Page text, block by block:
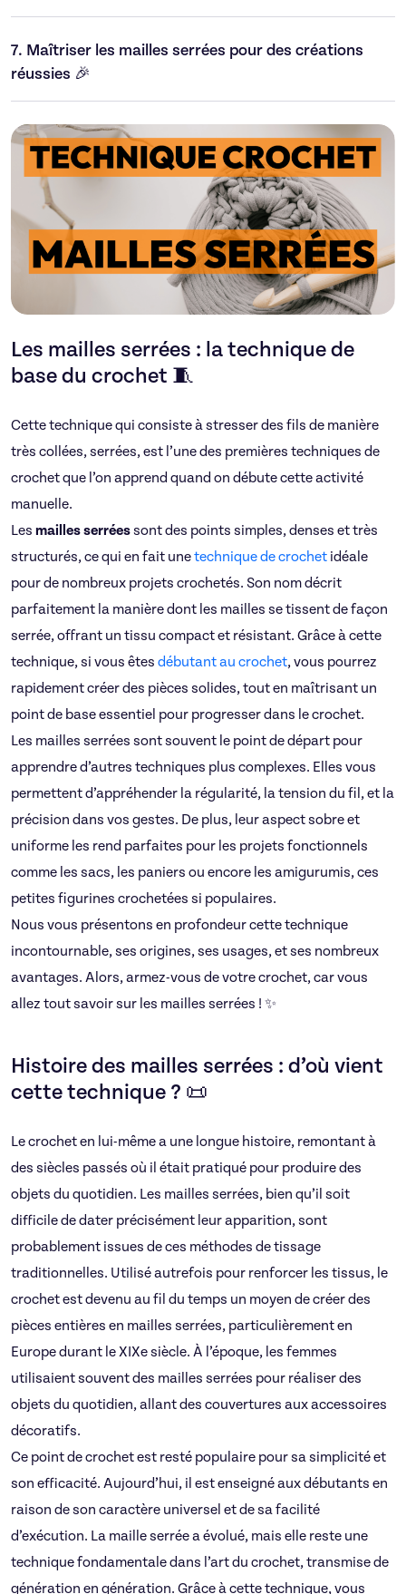
7. Maîtriser les mailles serrées pour des créations
réussies 🎉
Les mailles serrées : la technique de
base du crochet 🧵
Cette technique qui consiste à stresser des fils de manière
très collées, serrées, est l’une des premières techniques de
crochet que l’on apprend quand on débute cette activité
manuelle.
Les mailles serréessont des points simples, denses et très
structurés, ce qui en fait unetechnique de crochet idéale
pour de nombreux projets crochetés. Son nom décrit
parfaitement la manière dont les mailles se tissent de façon
serrée, offrant un tissu compact et résistant. Grâce à cette
technique, si vous êtes débutant au crochet, vous pourrez
rapidement créer des pièces solides, tout en maîtrisant un
point de base essentiel pour progresser dans le crochet.
Les mailles serrées sont souvent le point de départ pour
apprendre d’autres techniques plus complexes. Elles vous
permettent d’appréhender la régularité, la tension du fil, et la
précision dans vos gestes. De plus, leur aspect sobre et
uniforme les rend parfaites pour les projets fonctionnels
comme les sacs, les paniers ou encore les amigurumis, ces
petites figurines crochetées si populaires.
Nous vous présentons en profondeur cette technique
incontournable, ses origines, ses usages, et ses nombreux
avantages. Alors, armez-vous de votre crochet, car vous
allez tout savoir sur les mailles serrées ! ✨
Histoire des mailles serrées : d’où vient
cette technique ? 📜
Le crochet en lui-même a une longue histoire, remontant à
des siècles passés où il était pratiqué pour produire des
objets du quotidien. Les mailles serrées, bien qu’il soit
difficile de dater précisément leur apparition, sont
probablement issues de ces méthodes de tissage
traditionnelles. Utilisé autrefois pour renforcer les tissus, le
crochet est devenu au fil du temps un moyen de créer des
pièces entières en mailles serrées, particulièrement en
Europe durant le XIXe siècle. À l’époque, les femmes
utilisaient souvent des mailles serrées pour réaliser des
objets du quotidien, allant des couvertures aux accessoires
décoratifs.
Ce point de crochet est resté populaire pour sa simplicité et
son efficacité. Aujourd’hui, il est enseigné aux débutants en
raison de son caractère universel et de sa facilité
d’exécution. La maille serrée a évolué, mais elle reste une
technique fondamentale dans l’art du crochet, transmise de
génération en génération. Grâce à cette technique, vous